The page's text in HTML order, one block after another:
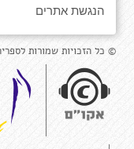
הנגשת אתרים
© כל הזכויות שמורות